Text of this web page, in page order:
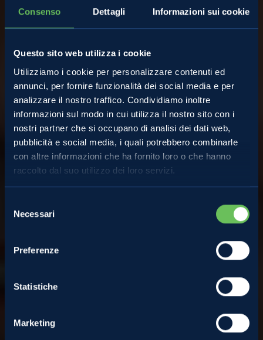
Consenso Dettagli Informazioni sui cookie
Questo sito web utilizza i cookie
Utilizziamo i cookie per personalizzare contenuti ed
annunci, per fornire funzionalità dei social media e per
analizzare il nostro traffico. Condividiamo inoltre
informazioni sul modo in cui utilizza il nostro sito con i
nostri partner che si occupano di analisi dei dati web,
pubblicità e social media, i quali potrebbero combinarle
con altre informazioni che ha fornito loro o che hanno
raccolto dal suo utilizzo dei loro servizi.
delNecessari
Preferenze
Statistiche
Marketing
Almanacco